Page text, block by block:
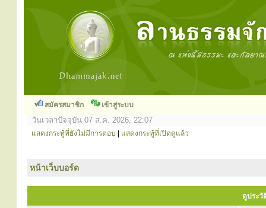
สมัครสมาชิก เข้าสู่ระบบ
วันเวลาปัจจุบัน 07 ส.ค. 2026, 22:07
แสดงกระทู้ที่ยังไม่มีการตอบ แสดงกระทู้ที่เปิดดูแล้ว
หน้าเว็บบอร์ด
ดูประวั